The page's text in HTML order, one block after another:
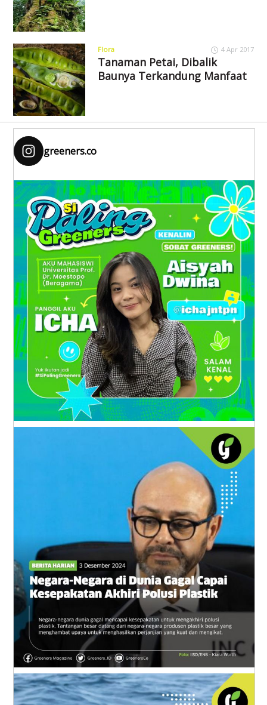
Flora 4 Apr 2017
Tanaman Petai, Dibalik
Baunya Terkandung Manfaat
greeners.co